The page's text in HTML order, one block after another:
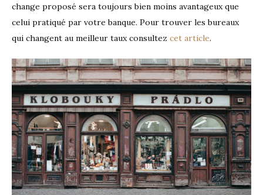
change proposé sera toujours bien moins avantageux que
celui pratiqué par votre banque. Pour trouver les bureaux
qui changent au meilleur taux consultez cet article.